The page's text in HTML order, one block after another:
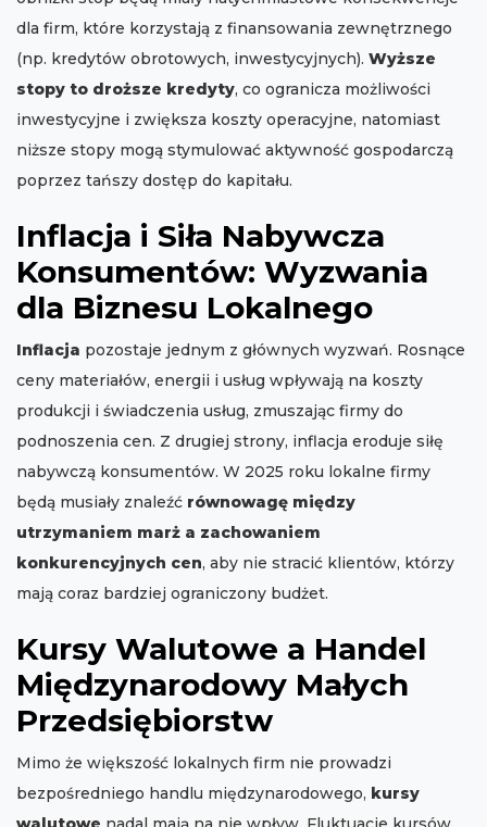
dla firm, które korzystają z finansowania zewnętrznego
(np. kredytów obrotowych, inwestycyjnych). Wyższe
stopy to droższe kredyty, co ogranicza możliwości
inwestycyjne i zwiększa koszty operacyjne, natomiast
niższe stopy mogą stymulować aktywność gospodarczą
poprzez tańszy dostęp do kapitału.
Inflacja i Siła Nabywcza
Konsumentów: Wyzwania
dla Biznesu Lokalnego
Inflacja pozostaje jednym z głównych wyzwań. Rosnące
ceny materiałów, energii i usług wpływają na koszty
produkcji i świadczenia usług, zmuszając firmy do
podnoszenia cen. Z drugiej strony, inflacja eroduje siłę
nabywczą konsumentów. W 2025 roku lokalne firmy
będą musiały znaleźć równowagę między
utrzymaniem marż a zachowaniem
konkurencyjnych cen, aby nie stracić klientów, którzy
mają coraz bardziej ograniczony budżet.
Kursy Walutowe a Handel
Międzynarodowy Małych
Przedsiębiorstw
Mimo że większość lokalnych firm nie prowadzi
bezpośredniego handlu międzynarodowego, kursy